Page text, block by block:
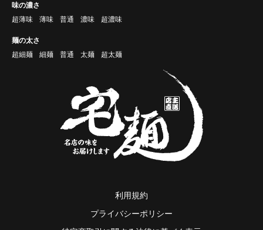
味の濃さ
超薄味
薄味 普通 濃味 超濃味
麺の太さ
超細麺
細麺 普通 太麺 超太麺
利用規約
プライバシーポリシー